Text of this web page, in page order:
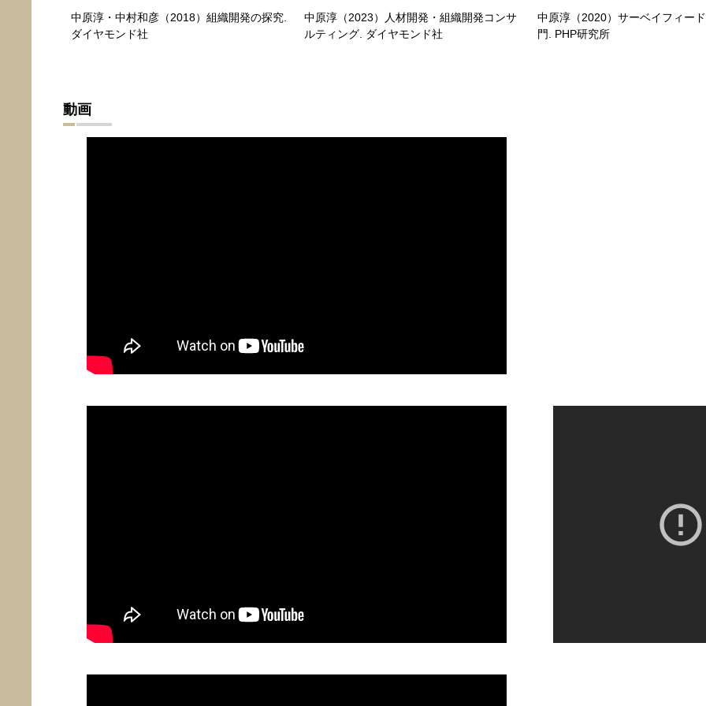
中原淳・中村和彦（2018）組織開発の探究.
ダイヤモンド社
中原淳（2023）人材開発・組織開発コンサ
ルティング. ダイヤモンド社
中原淳（2020）サーベイフィー
門. PHP研究所
動画